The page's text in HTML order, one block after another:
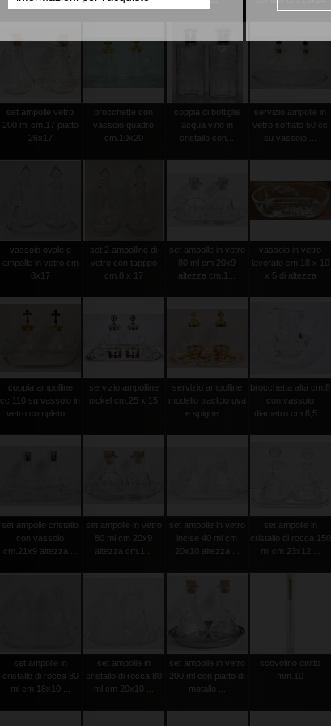
set ampolle vetro
200 ml cm.17 piatto
26x17
brocchette con
vassoio quadro
cm.10x20
coppia di bottiglie
acqua vino in
cristallo con...
servizio ampolle in
vetro soffiato 50 cc
su vassoio ...
vassoio ovale e
ampolle in vetro cm
8x17
set 2 ampolline di
vetro con tapppo
cm.8 x 17
set ampolle in vetro
80 ml cm 20x9
altezza cm.1...
vassoio in vetro
lavorato cm.18 x 10
x 5 di altezza
coppia ampolline
cc.110 su vassoio in
vetro completo ...
servizio ampolline
nickel cm.25 x 15
servizio ampolline
modello traclcio uva
e spighe ...
brocchetta alta cm.8
con vassoio
diametro cm.8,5 ...
set ampolle cristallo
con vassoio
cm.21x9 altezza ...
set ampolle in vetro
80 ml cm 20x9
altezza cm.1...
set ampolle in vetro
incise 40 ml cm
20x10 altezza ...
set ampolle in
cristallo di rocca 150
ml cm 23x12 ...
set ampolle in
cristallo di rocca 80
ml cm 18x10 ...
set ampolle in
cristallo di rocca 80
ml cm 20x10 ...
set ampolle in vetro
200 ml con piatto di
metallo ...
scovolino diritto
mm.10